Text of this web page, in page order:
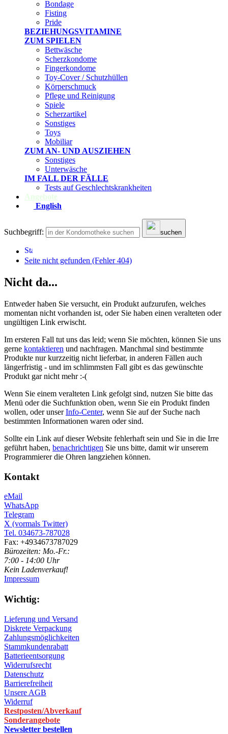
Bondage
Fisting
Pride
BEZIEHUNGSVITAMINE
ZUM SPIELEN
Bettwäsche
Scherzkondome
Fingerkondome
Toy-Cover / Schutzhüllen
Körperschmuck
Pflege und Reinigung
Spiele
Scherzartikel
Sonstiges
Toys
Mobiliar
ZUM AN- UND AUSZIEHEN
Sonstiges
Unterwäsche
IM FALL DER FÄLLE
Tests auf Geschlechtskrankheiten
Angebote
English
Suchbegriff: suchen
Seite nicht gefunden (Fehler 404)
Nicht da...
Entweder haben Sie versucht, ein Produkt aufzurufen, welches
momentan nicht vorhanden ist, oder Sie haben einen veralteten oder
ungültigen Link erwischt.
Im ersteren Fall tut uns das leid; wenn Sie möchten, können Sie uns
gerne kontaktieren und nachfragen. Manchmal sind bestimmte
Produkte nur kurzzeitig nicht lieferbar, in anderen Fällen auch
längerfristig - und im schlimmsten Fall gibt es das gewünschte
Produkt gar nicht mehr :-(
Wenn Sie einem veralteten Link gefolgt sind, nutzen Sie bitte das
Menü oder die Suchfunktion oben, wenn Sie ein Produkt finden
wollen, oder unserInfo-Center, wenn Sie auf der Suche nach
bestimmten Informationen waren oder sind.
Sollte ein Link auf dieser Website fehlerhaft sein und Sie in die Irre
geführt haben, benachrichtigen Sie uns bitte, damit wir unserem
Programmierer die Ohren langziehen können.
Kontakt
eMail
WhatsApp
Telegram
X (vormals Twitter)
Tel. 034673-787028
Fax: +4934673787029
Bürozeiten: Mo.-Fr.:
7:00 - 14:00 Uhr
Kein Ladenverkauf!
Impressum
Wichtig:
Lieferung und Versand
Diskrete Verpackung
Zahlungsmöglichkeiten
Stammkundenrabatt
Batterieentsorgung
Widerrufsrecht
Datenschutz
Barrierefreiheit
Unsere AGB
Widerruf
Restposten/Abverkauf
Sonderangebote
Newsletter bestellen